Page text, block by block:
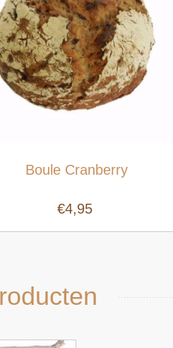
Boule Cranberry
€4,95